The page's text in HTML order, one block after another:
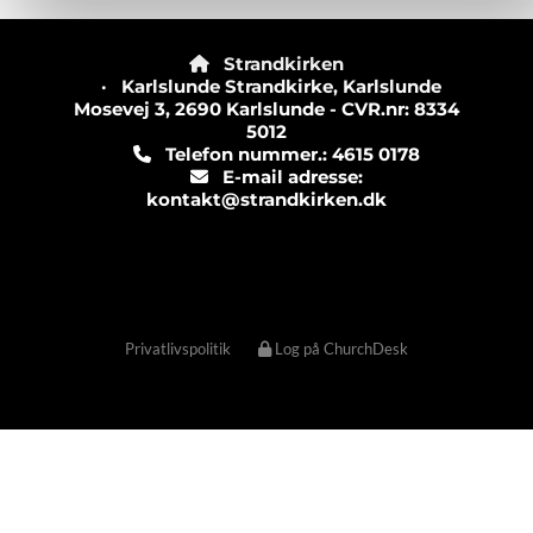

Strandkirken
· Karlslunde Strandkirke, Karlslunde
Mosevej 3, 2690 Karlslunde - CVR.nr: 8334
5012
Telefon nummer.: 4615 0178
E-mail adresse:
kontakt@strandkirken.dk
Privatlivspolitik Log på ChurchDesk